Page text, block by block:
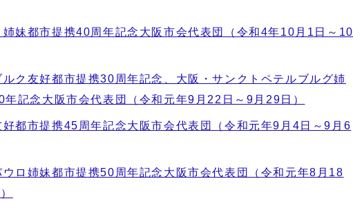
姉妹都市提携40周年記念大阪市会代表団（令和4年10月1日～10
ルク友好都市提携30周年記念、大阪・サンクトペテルブルグ姉
年記念大阪市会代表団（令和元年9月22日～9月29日）
好都市提携45周年記念大阪市会代表団（令和元年9月4日～9月6
ウロ姉妹都市提携50周年記念大阪市会代表団（令和元年8月18